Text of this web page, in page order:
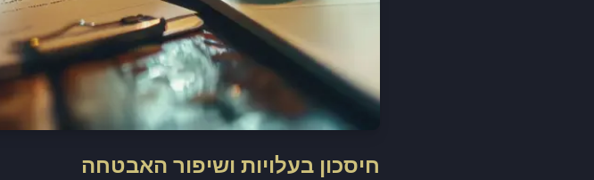
חיסכון בעלויות ושיפור האבטחה